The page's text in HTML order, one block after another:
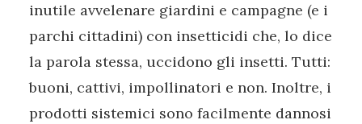
inutile avvelenare giardini e campagne (e i
parchi cittadini) con insetticidi che, lo dice
la parola stessa, uccidono gli insetti. Tutti:
buoni, cattivi, impollinatori e non. Inoltre, i
prodotti sistemici sono facilmente dannosi